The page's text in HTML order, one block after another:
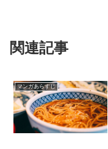
関連記事
マンガあらすじ